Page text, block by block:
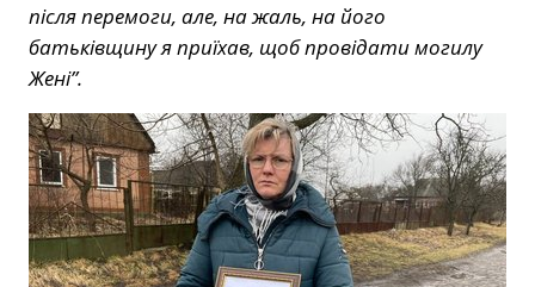
після перемоги, але, на жаль, на його
батьківщину я приїхав, щоб провідати могилу
Жені”.